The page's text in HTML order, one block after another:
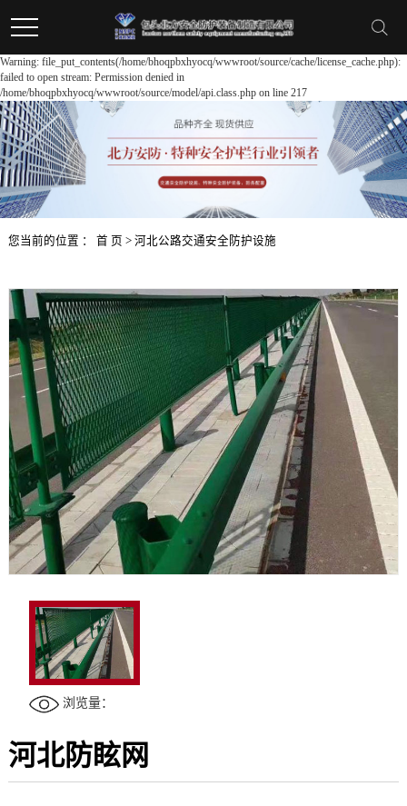
Warning: file_put_contents(/home/bhoqpbxhyocq/wwwroot/source/cache/license_cache.php):
failed to open stream: Permission denied in
/home/bhoqpbxhyocq/wwwroot/source/model/api.class.php on line 217
您当前的位置 ： 首 页 > 河北公路交通安全防护设施
浏览量：
河北防眩网